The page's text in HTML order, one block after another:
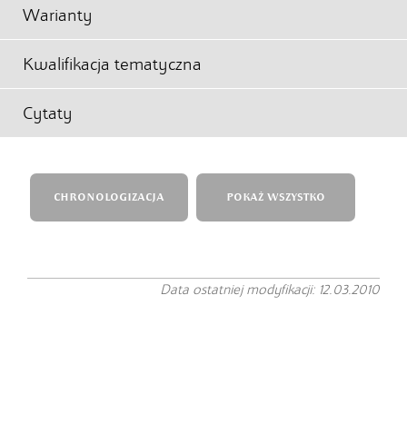
Warianty
Kwalifikacja tematyczna
Cytaty
CHRONOLOGIZACJA POKAŻ WSZYSTKO
Data ostatniej modyfikacji: 12.03.2010